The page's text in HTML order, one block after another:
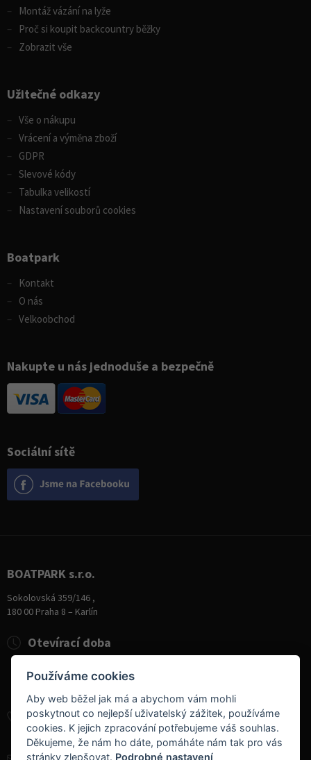
Sociální sítě
Montáž vázání na lyže
Proč si koupit backcountry běžky
Zobrazit vše
Užitečné odkazy
Vše o nákupu
Vrácení a výměna zboží
GDPR
Slevové kódy
Tabulka velikostí
Nastavení souborů cookies
Boatpark
Kontakt
O nás
Velkoobchod
Nakupte u nás jednoduše a bezpečně
BOATPARK s.r.o.
Sokolovská 359/146 ,
180 00 Praha 8 – Karlín
+420 284 826 787
+420 604 728 042
Otevírací doba
Úterý - Pátek
10:00 - 19:00
Sobota
9:00 - 14:00
Používáme cookies
Aby web běžel jak má a abychom vám mohli
poskytnout co nejlepší uživatelský zážitek, používáme
cookies. K jejich zpracování potřebujeme váš souhlas.
Děkujeme, že nám ho dáte, pomáháte nám tak pro vás
stránky zlepšovat. Podrobné nastavení